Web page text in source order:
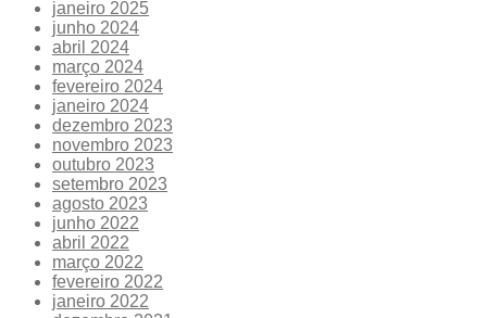
janeiro 2025
junho 2024
abril 2024
março 2024
fevereiro 2024
janeiro 2024
dezembro 2023
novembro 2023
outubro 2023
setembro 2023
agosto 2023
junho 2022
abril 2022
março 2022
fevereiro 2022
janeiro 2022